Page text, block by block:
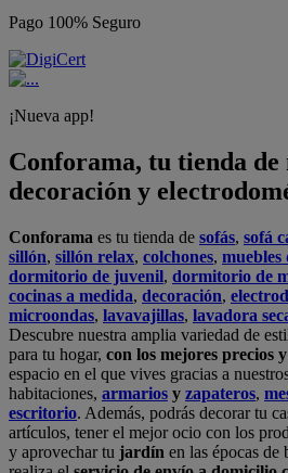
Pago 100% Seguro
¡Nueva app!
Conforama, tu tienda de
decoración y
Conforama es tu tienda de sofás, sofá
sillón, sillón relax, colchones, muebles
dormitorio de juvenil, dormitorio de
cocinas a medida, decoración,
microondas, lavavajillas, lavadora
Descubre nuestra amplia variedad de
para tu hogar, con los mejores precios
espacio en el que vives gracias a
habitaciones, armarios y zapateros,
escritorio. Además, podrás decorar tu
artículos, tener el mejor ocio con los
y aprovechar tu jardín en las épocas